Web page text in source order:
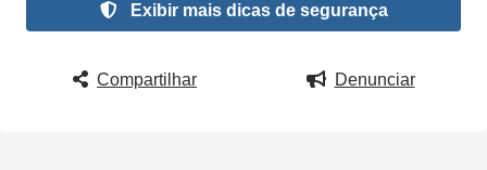
Exibir mais dicas de segurança
Compartilhar Denunciar